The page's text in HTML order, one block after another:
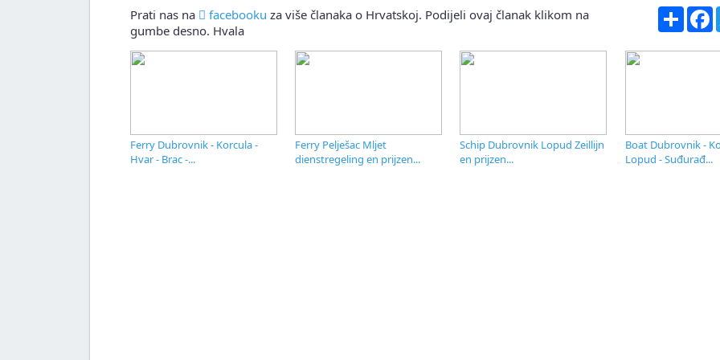
Prati nas na facebooku za više članaka o Hrvatskoj. Podijeli ovaj članak klikom na
gumbe desno. Hvala
Share
Ferry Dubrovnik - Korcula -
Hvar - Brac -...
Ferry Pelješac Mljet
dienstregeling en prijzen...
Schip Dubrovnik Lopud Zeillijn
en prijzen...
Boat Dubrovnik -
Lopud - Suđurađ...